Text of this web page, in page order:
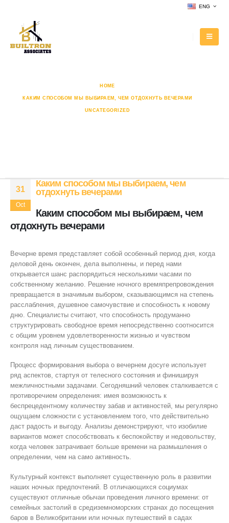
ENG
HOME
КАКИМ СПОСОБОМ МЫ ВЫБИРАЕМ, ЧЕМ ОТДОХНУТЬ ВЕЧЕРАМИ
UNCATEGORIZED
31
Oct
Каким способом мы выбираем, чем
отдохнуть вечерами
Каким способом мы выбираем, чем
отдохнуть вечерами
Вечерне время представляет собой особенный период дня, когда
деловой день окончен, дела выполнены, и перед нами
открывается шанс распорядиться несколькими часами по
собственному желанию. Решение ночного времяпрепровождения
превращается в значимым выбором, сказывающимся на степень
расслабления, душевное самочувствие и способность к новому
дню. Специалисты считают, что способность продуманно
структурировать свободное время непосредственно соотносится
с общим уровнем удовлетворенности жизнью и чувством
контроля над личным существованием.
Процесс формирования выбора о вечернем досуге использует
ряд аспектов, стартуя от телесного состояния и финишируя
межличностными задачами. Сегодняшний человек сталкивается с
противоречием определения: имея возможность к
беспрецедентному количеству забав и активностей, мы регулярно
ощущаем сложности с установлением того, что действительно
даст радость и выгоду. Анализы демонстрируют, что изобилие
вариантов может способствовать к беспокойству и недовольству,
когда человек затрачивает больше времени на размышления о
определении, чем на само активность.
Культурный контекст выполняет существенную роль в развитии
наших ночных предпочтений. В отличающихся социумах
существуют отличные обычаи проведения личного времени: от
семейных застолий в средиземноморских странах до посещения
баров в Великобритании или ночных путешествий в садах